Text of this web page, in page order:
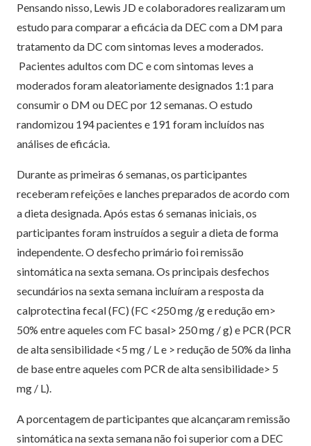
Pensando nisso, Lewis JD e colaboradores realizaram um
estudo para comparar a eficácia da DEC com a DM para
tratamento da DC com sintomas leves a moderados.
Pacientes adultos com DC e com sintomas leves a
moderados foram aleatoriamente designados 1:1 para
consumir o DM ou DEC por 12 semanas. O estudo
randomizou 194 pacientes e 191 foram incluídos nas
análises de eficácia.
Durante as primeiras 6 semanas, os participantes
receberam refeições e lanches preparados de acordo com
a dieta designada. Após estas 6 semanas iniciais, os
participantes foram instruídos a seguir a dieta de forma
independente. O desfecho primário foi remissão
sintomática na sexta semana. Os principais desfechos
secundários na sexta semana incluíram a resposta da
calprotectina fecal (FC) (FC <250 mg /g e redução em>
50% entre aqueles com FC basal> 250 mg / g) e PCR (PCR
de alta sensibilidade <5 mg / L e > redução de 50% da linha
de base entre aqueles com PCR de alta sensibilidade> 5
mg / L).
A porcentagem de participantes que alcançaram remissão
sintomática na sexta semana não foi superior com a DEC